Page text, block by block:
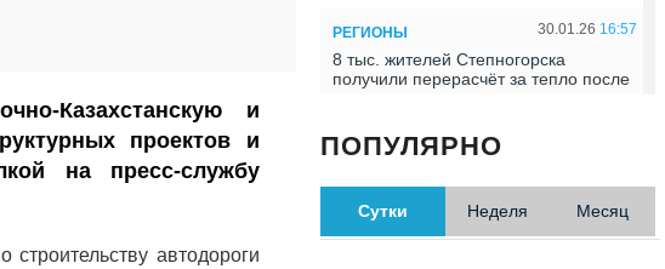
Казахстанскую и
проектов и
на пресс-службу
автодороги
РЕГИОНЫ 30.01.26 16:57
8 тыс. жителей Степногорска
получили перерасчёт за тепло после
В Казахстане готовят новую
редакцию Конституции: меняется
ПОПУЛЯРНО
Сутки Неделя Месяц